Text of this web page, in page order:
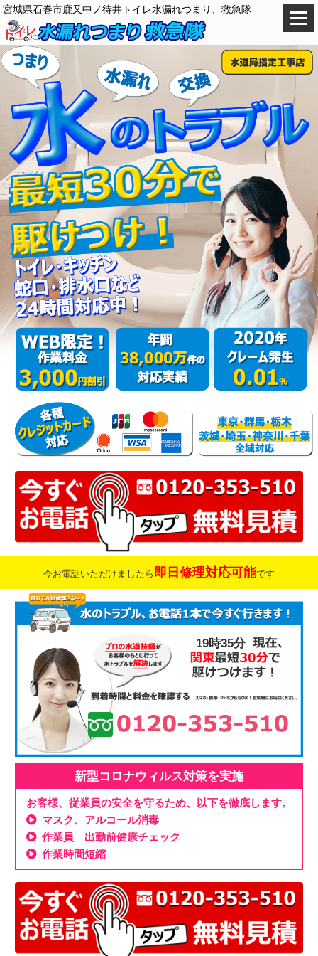
宮城県石巻市鹿又中ノ待井トイレ水漏れつまり、救急隊
今お電話いただけましたら 即日修理対応可能です
19時35分
新型コロナウィルス対策を実施
お客様、従業員の安全を守るため、以下を徹底します。
マスク、アルコール消毒
作業員 出勤前健康チェック
作業時間短縮